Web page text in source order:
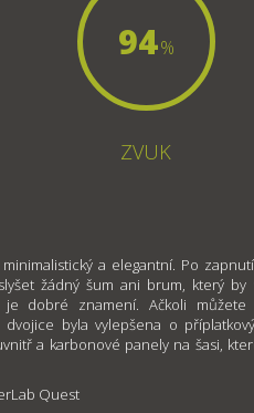
94%
ZVUK
a elegantní. Po
žádný šum ani brum, který
je dobré znamení. Ačkoli
byla vylepšena o
a karbonové panely na šasi,
Quest